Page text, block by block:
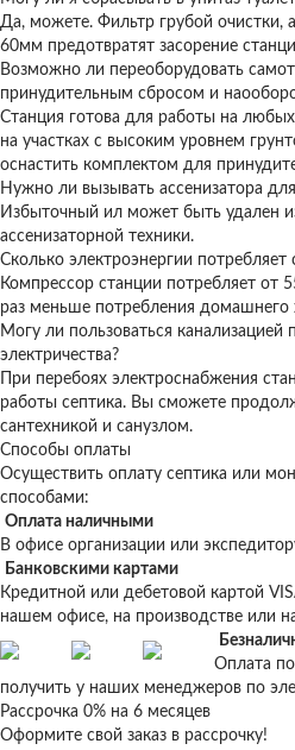
Да, можете. Фильтр грубой очистки,
60мм предотвратят засорение
Возможно ли переоборудовать
принудительным сбросом и
Станция готова для работы на любых
на участках с высоким уровнем
оснастить комплектом для
Нужно ли вызывать ассенизатора
Избыточный ил может быть удален
ассенизаторной техники.
Сколько электроэнергии потребляет
Компрессор станции потребляет от
раз меньше потребления домашнего
Могу ли пользоваться канализацией
электричества?
При перебоях электроснабжения
работы септика. Вы сможете
сантехникой и санузлом.
Способы оплаты
Осуществить оплату септика или
способами:
Оплата наличными
В офисе организации или
Банковскими картами
Кредитной или дебетовой картой
нашем офисе, на производстве или
Оплата
получить у наших менеджеров по
Рассрочка 0% на 6 месяцев
Оформите свой заказ в рассрочку!